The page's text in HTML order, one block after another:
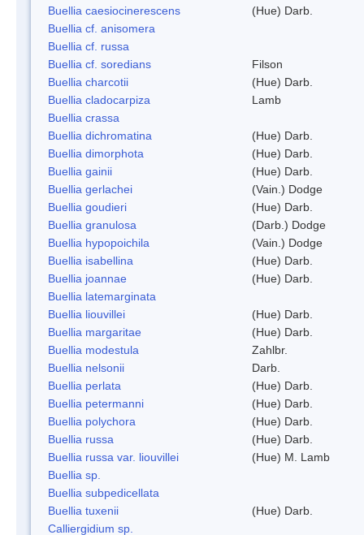
Buellia caesiocinerescens
(Hue) Darb.
Buellia cf. anisomera
Buellia cf. russa
Buellia cf. soredians
Filson
Buellia charcotii
(Hue) Darb.
Buellia cladocarpiza
Lamb
Buellia crassa
Buellia dichromatina
(Hue) Darb.
Buellia dimorphota
(Hue) Darb.
Buellia gainii
(Hue) Darb.
Buellia gerlachei
(Vain.) Dodge
Buellia goudieri
(Hue) Darb.
Buellia granulosa
(Darb.) Dodge
Buellia hypopoichila
(Vain.) Dodge
Buellia isabellina
(Hue) Darb.
Buellia joannae
(Hue) Darb.
Buellia latemarginata
Buellia liouvillei
(Hue) Darb.
Buellia margaritae
(Hue) Darb.
Buellia modestula
Zahlbr.
Buellia nelsonii
Darb.
Buellia perlata
(Hue) Darb.
Buellia petermanni
(Hue) Darb.
Buellia polychora
(Hue) Darb.
Buellia russa
(Hue) Darb.
Buellia russa var. liouvillei
(Hue) M. Lamb
Buellia sp.
Buellia subpedicellata
Buellia tuxenii
(Hue) Darb.
Calliergidium sp.